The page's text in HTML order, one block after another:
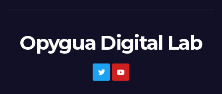
Opygua Digital Lab